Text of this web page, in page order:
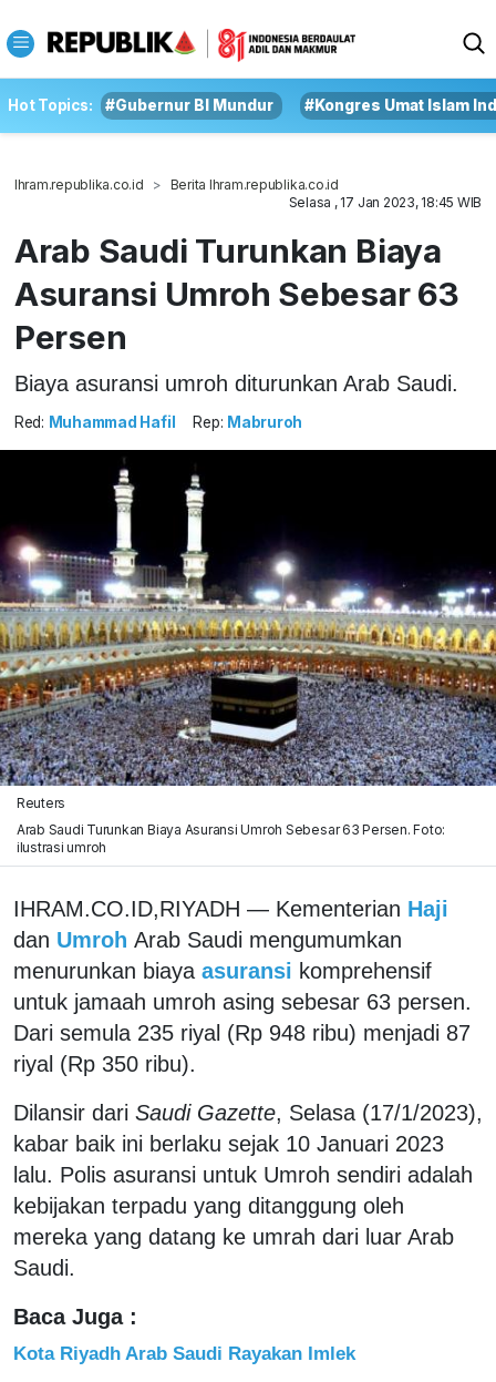
Hot Topics: #Gubernur BI Mundur #Kongres Umat Islam
Ihram.republika.co.id
Berita Ihram.republika.co.id
Selasa , 17 Jan 2023, 18:45 WIB
Arab Saudi Turunkan Biaya
Asuransi Umroh Sebesar 63
Persen
Biaya asuransi umroh diturunkan Arab Saudi.
Red: Muhammad Hafil Rep: Mabruroh
Reuters
Arab Saudi Turunkan Biaya Asuransi Umroh Sebesar 63 Persen. Foto:
ilustrasi umroh
IHRAM.CO.ID,RIYADH — Kementerian Haji
dan Umroh Arab Saudi mengumumkan
menurunkan biaya asuransi komprehensif
untuk jamaah umroh asing sebesar 63 persen.
Dari semula 235 riyal (Rp 948 ribu) menjadi 87
riyal (Rp 350 ribu).
Dilansir dari Saudi Gazette, Selasa (17/1/2023),
kabar baik ini berlaku sejak 10 Januari 2023
lalu. Polis asuransi untuk Umroh sendiri adalah
kebijakan terpadu yang ditanggung oleh
mereka yang datang ke umrah dari luar Arab
Saudi.
Baca Juga :
Kota Riyadh Arab Saudi Rayakan Imlek